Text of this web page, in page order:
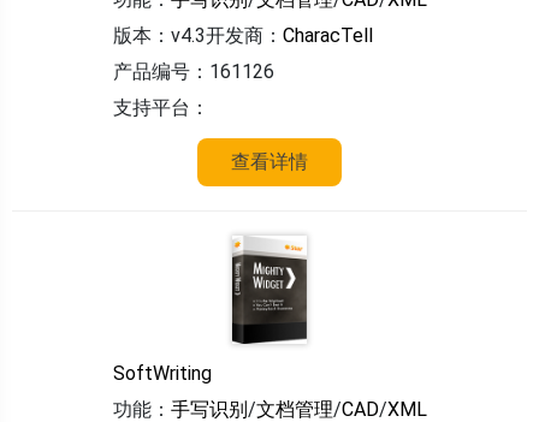
版本：v4.3开发商： CharacTell
产品编号：161126
支持平台：
查看详情
SoftWriting
功能： 手写识别/文档管理/CAD/XML